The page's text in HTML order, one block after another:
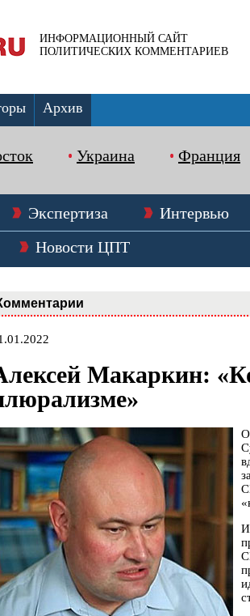
ИНФОРМАЦИОННЫЙ САЙТ
ПОЛИТИЧЕСКИХ КОММЕНТАРИЕВ
Архив
Украина Франция
Экспертиза Интервью
Новости ЦПТ
Макаркин: